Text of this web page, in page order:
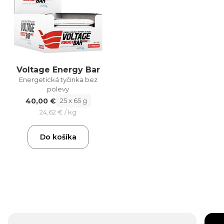
Voltage Energy Bar
Energetická tyčinka bez
polevy
40,00 € 25 x 65 g
24,62 € / kg
Do košíka